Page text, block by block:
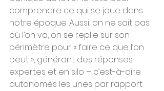
comprendre ce qui se joue dans
notre époque. Aussi, on ne sait pas
où l’on va, on se replie sur son
périmètre pour « faire ce que l’on
peut », générant des réponses
expertes et en silo – c’est-à-dire
autonomes les unes par rapport